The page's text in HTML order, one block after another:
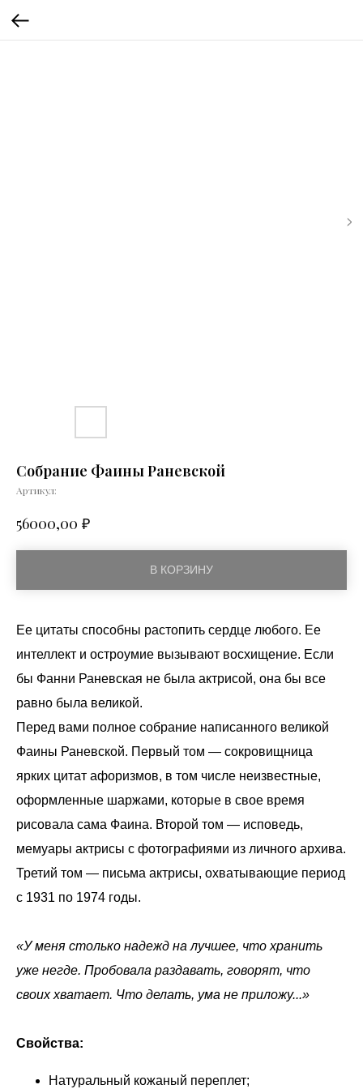
Собрание Фаины Раневской
Артикул:
56000,00 ₽
В КОРЗИНУ
Ее цитаты способны растопить сердце любого. Ее
интеллект и остроумие вызывают восхищение. Если
бы Фанни Раневская не была актрисой, она бы все
равно была великой.
Перед вами полное собрание написанного великой
Фаины Раневской. Первый том — сокровищница
ярких цитат афоризмов, в том числе неизвестные,
оформленные шаржами, которые в свое время
рисовала сама Фаина. Второй том — исповедь,
мемуары актрисы с фотографиями из личного архива.
Третий том — письма актрисы, охватывающие период
с 1931 по 1974 годы.
«У меня столько надежд на лучшее, что хранить
уже негде. Пробовала раздавать, говорят, что
своих хватает. Что делать, ума не приложу...»
Свойства:
Натуральный кожаный переплет;